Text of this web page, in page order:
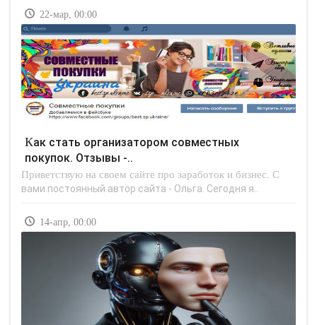
22-мар, 00:00
Как стать организатором совместных
покупок. Отзывы -..
Приветствую на своем сайте про заработок и бизнес. С
вами постоянный автор сайта - Ольга. Сегодня я..
14-апр, 00:00